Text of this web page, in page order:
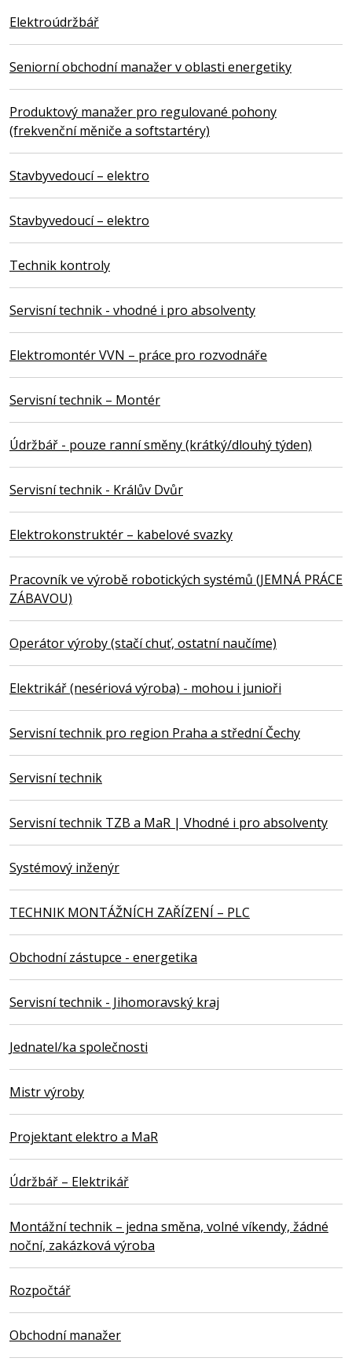
Elektroúdržbář
Seniorní obchodní manažer v oblasti energetiky
Produktový manažer pro regulované pohony
(frekvenční měniče a softstartéry)
Stavbyvedoucí – elektro
Stavbyvedoucí – elektro
Technik kontroly
Servisní technik - vhodné i pro absolventy
Elektromontér VVN – práce pro rozvodnáře
Servisní technik – Montér
Údržbář - pouze ranní směny (krátký/dlouhý týden)
Servisní technik - Králův Dvůr
Elektrokonstruktér – kabelové svazky
Pracovník ve výrobě robotických systémů (JEMNÁ PRÁCE
ZÁBAVOU)
Operátor výroby (stačí chuť, ostatní naučíme)
Elektrikář (nesériová výroba) - mohou i junioři
Servisní technik pro region Praha a střední Čechy
Servisní technik
Servisní technik TZB a MaR | Vhodné i pro absolventy
Systémový inženýr
TECHNIK MONTÁŽNÍCH ZAŘÍZENÍ – PLC
Obchodní zástupce - energetika
Servisní technik - Jihomoravský kraj
Jednatel/ka společnosti
Mistr výroby
Projektant elektro a MaR
Údržbář – Elektrikář
Montážní technik – jedna směna, volné víkendy, žádné
noční, zakázková výroba
Rozpočtář
Obchodní manažer